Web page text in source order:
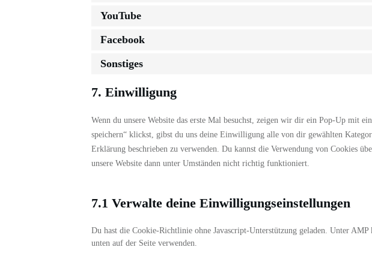
YouTube
Facebook
Sonstiges
7. Einwilligung
Wenn du unsere Website das erste Mal besuchst, zeigen wir dir ein Pop-Up mit
speichern“ klickst, gibst du uns deine Einwilligung alle von dir gewählten
Erklärung beschrieben zu verwenden. Du kannst die Verwendung von Cookies
unsere Website dann unter Umständen nicht richtig funktioniert.
7.1 Verwalte deine Einwilligungseinstellungen
Du hast die Cookie-Richtlinie ohne Javascript-Unterstützung geladen. Unter
unten auf der Seite verwenden.